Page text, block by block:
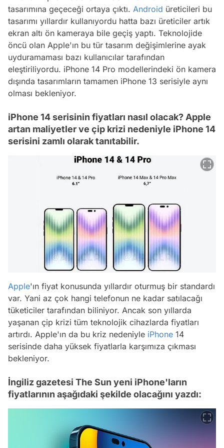
tasarımına geçeceği ortaya çıktı. Android üreticileri bu
tasarımı yıllardır kullanıyordu hatta bazı üreticiler artık
ekran altı ön kameraya bile geçiş yaptı. Teknolojide
öncü olan Apple'ın bu tür tasarım değişimlerine ayak
uyduramaması bazı kullanıcılar tarafından
eleştiriliyordu. iPhone 14 Pro modellerindeki ön kamera
dışında tasarımların tamamen iPhone 13 serisiyle aynı
olması bekleniyor.
iPhone 14 serisinin fiyatları nasıl olacak? Apple
artan maliyetler ve çip krizi nedeniyle iPhone 14
serisini zamlı olarak tanıtabilir.
Apple'ın fiyat konusunda yıllardır oturmuş bir standardı
var. Yani az çok hangi telefonun ne kadar satılacağı
tüketiciler tarafından biliniyor. Ancak son yıllarda
yaşanan çip krizi tüm teknolojik cihazlarda fiyatları
artırdı. Apple'ın da bu kriz nedeniyle iPhone 14
serisinde daha yüksek fiyatlarla karşımıza çıkması
bekleniyor.
İngiliz gazetesi The Sun yeni iPhone'ların
fiyatlarının aşağıdaki şekilde olacağını yazdı: